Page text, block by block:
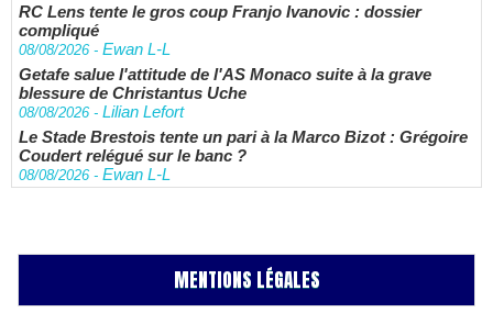
RC Lens tente le gros coup Franjo Ivanovic : dossier
compliqué
08/08/2026 - Ewan L-L
Getafe salue l'attitude de l'AS Monaco suite à la grave
blessure de Christantus Uche
08/08/2026 - Lilian Lefort
Le Stade Brestois tente un pari à la Marco Bizot : Grégoire
Coudert relégué sur le banc ?
08/08/2026 - Ewan L-L
MENTIONS LÉGALES